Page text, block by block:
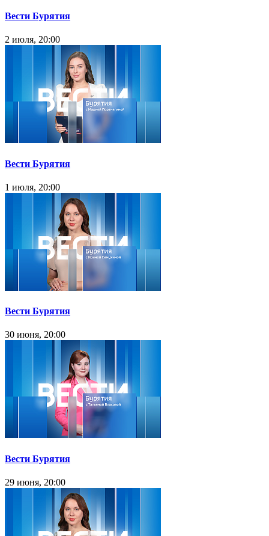
Вести Бурятия
2 июля, 20:00
Вести Бурятия
1 июля, 20:00
Вести Бурятия
30 июня, 20:00
Вести Бурятия
29 июня, 20:00